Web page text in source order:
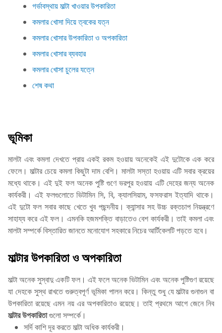
গর্ভাবস্থায় মাল্টা খাওয়ার উপকারিতা
কমলার খোসা দিয়ে ত্বকের যত্ন
কমলার খোসার উপকারিতা ও অপকারিতা
কমলার খোসার ব্যবহার
কমলার খোসা চুলের যত্নে
শেষ কথা
ভূমিকা
মালটা এবং কমলা দেখতে প্রায় একই রকম হওয়ায় অনেকেই এই দুটোকে এক করে
ফেলে। মাল্টার চেয়ে কমলা কিছুটা দাম বেশি। মালটা সস্তা হওয়ায় এটি সবার ক্রয়ের
মধ্যে থাকে। এই দুই ফল অনেক পুষ্টি গুণে ভরপুর হওয়ায় এটি দেহের জন্য অনেক
কার্যকরী। এই ফলগুলোতে ভিটামিন সি, বি, ক্যালসিয়াম, ফসফরাস ইত্যাদি থাকে।
এই দুটো ফল সবার কাছে খেতে খুব পছন্দনীয়। ক্যান্সার সহ উচ্চ রক্তচাপ নিয়ন্ত্রণে
সাহায্য করে এই ফল। এমনকি হজমশক্তি বাড়াতেও বেশ কার্যকরী। তাই কমলা এবং
মালটা সম্পর্কে বিস্তারিত জানতে মনোযোগ সহকারে নিচের আর্টিকেলটি পড়তে হবে।
মাল্টার উপকারিতা ও অপকারিতা
মাল্টা অনেক সুস্বাদু একটি ফল। এই ফলে অনেক ভিটামিন এবং অনেক পুষ্টিগুণ রয়েছে
যা দেহকে সুস্থ রাখতে গুরুত্বপূর্ণ ভূমিকা পালন করে। কিন্তু শুধু যে মাল্টার গুনাগুন বা
উপকারিতা রয়েছে এমন নয় এর অপকারিতাও রয়েছে। তাই প্রথমে আগে জেনে নিব
মাল্টার উপকারিতাগুলো সম্পর্কে।
সর্দি কাশি দূর করতে মাল্টা অধিক কার্যকরী।